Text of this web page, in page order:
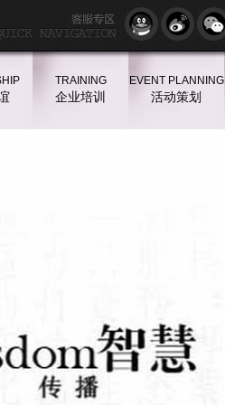
TRAINING
企业培训
EVENT PLANNING
活动策划